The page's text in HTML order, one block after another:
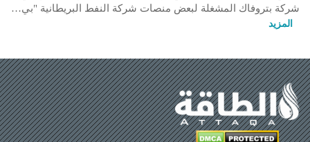
شركة بتروفاك المشغلة لبعض منصات شركة النفط البريطانية "بي…
المزيد